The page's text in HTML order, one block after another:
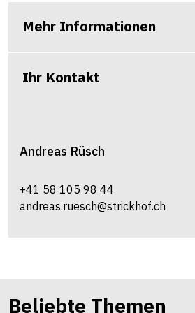
Mehr Informationen
Ihr Kontakt
Andreas Rüsch
+41 58 105 98 44
andreas.ruesch@strickhof.ch
Beliebte Themen